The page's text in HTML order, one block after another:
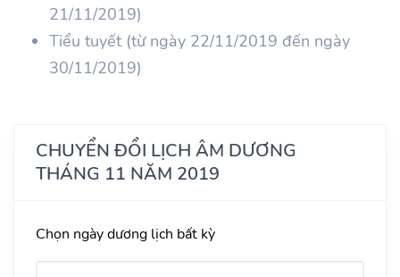
21/11/2019)
Tiểu tuyết (từ ngày 22/11/2019 đến ngày
30/11/2019)
CHUYỂN ĐỔI LỊCH ÂM DƯƠNG
THÁNG 11 NĂM 2019
Chọn ngày dương lịch bất kỳ